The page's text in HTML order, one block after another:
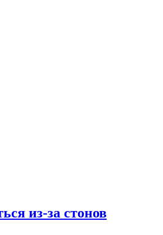
из-за стонов